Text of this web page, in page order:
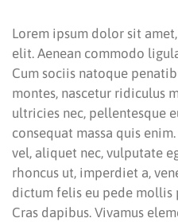
Lorem ipsum dolor sit
elit. Aenean commodo
Cum sociis natoque
montes, nascetur ridiculus
ultricies nec, pellentesque
consequat massa quis
vel, aliquet nec, vulputate
rhoncus ut, imperdiet a,
dictum felis eu pede
Cras dapibus. Vivamus